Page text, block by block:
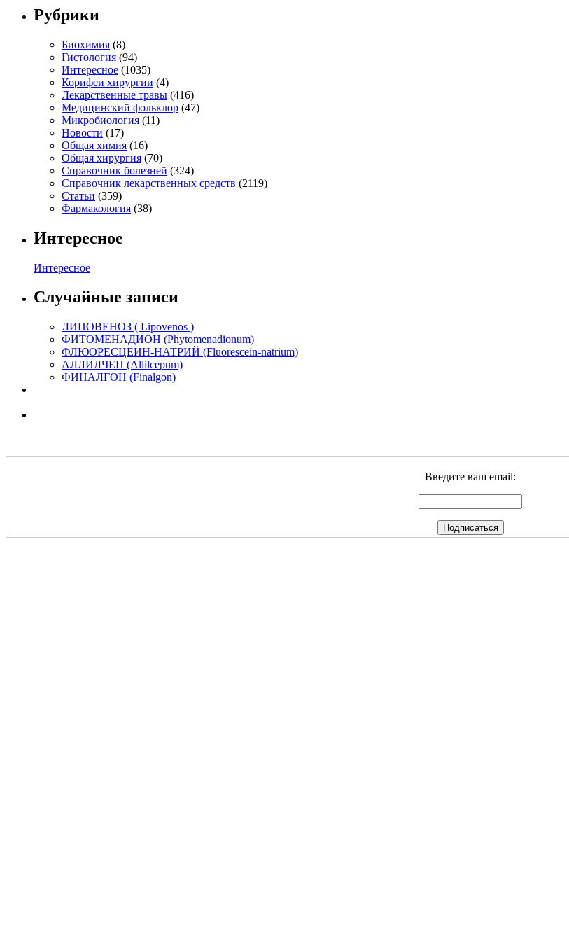
Рубрики
Биохимия (8)
Гистология (94)
Интересное (1035)
Корифеи хирургии (4)
Лекарственные травы (416)
Медицинский фольклор (47)
Микробиология (11)
Новости (17)
Общая химия (16)
Общая хирургия (70)
Справочник болезней (324)
Справочник лекарственных средств (2119)
Статьи (359)
Фармакология (38)
Интересное
Интересное
Случайные записи
ЛИПОВЕНОЗ ( Lipovenos )
ФИТОМЕНАДИОН (Phytomenadionum)
ФЛЮОРЕСЦЕИН-НАТРИЙ (Fluorescein-natrium)
АЛЛИЛЧЕП (Allilcepum)
ФИНАЛГОН (Finalgon)
Введите ваш email: